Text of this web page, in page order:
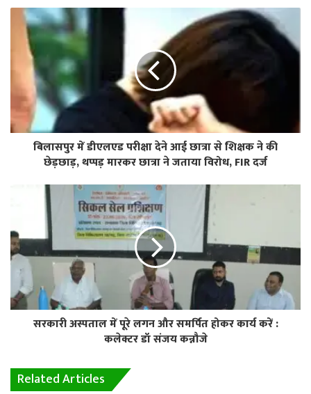
बिलासपुर में डीएलएड परीक्षा देने आई छात्रा से शिक्षक ने की
छेड़छाड़, थप्पड़ मारकर छात्रा ने जताया विरोध, FIR दर्ज
सरकारी अस्पताल में पूरे लगन और समर्पित होकर कार्य करें :
कलेक्टर डॉ संजय कन्नौजे
Related Articles